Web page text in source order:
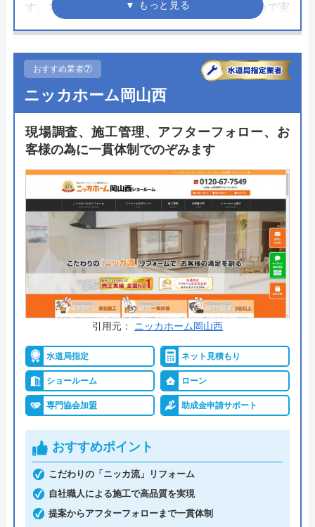
す。本社にはショールームが併設されているので実
際の商品を見ながら説明を受けることが可能。実物
トイレリフォームでは商品代や標準工事費がパッケ
ージになったプランが紹介されています。壁紙や床
材の張替えも一緒に依頼ができるので全面的なリフ
ォームや手すり設置、バリアフリーもまずは相談し
いるのでまずはこちらからどうぞ。
公式サイトで
料金詳細を見る
今すぐ電話で相談する
0120-89-6090
受付時間： 9:00～18:00
創拓 の基本情報
運営会社 株式会社創拓
代表者 糸野英樹
創業・設立 平成9年4月1日設立
本社所在地
〒703-8244
岡山県岡山市中区藤原西町2-7-28
おすすめ業者⑦
ニッカホーム岡山西
現場調査、施工管理、アフターフォロー、お
客様の為に一貫体制でのぞみます
引用元： ニッカホーム岡山西
水道局指定 ネット見積もり
ショールーム ローン
専門協会加盟 助成金申請サポート
おすすめポイント
こだわりの「ニッカ流」リフォーム
自社職人による施工で高品質を実現
提案からアフターフォローまで一貫体制